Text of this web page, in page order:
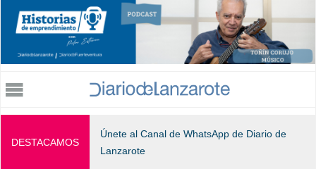
Jump to navigation
DESTACAMOS
Únete al Canal de WhatsApp de Diario de
Lanzarote